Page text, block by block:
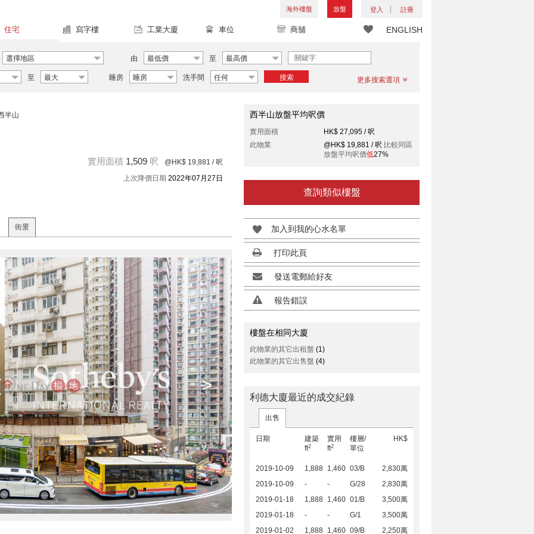
海外樓盤 放盤 登入 註冊
ENGLISH
住宅 寫字樓 工業大廈 車位 商舖
選擇地區 由 最低價 至 最高價
至 最大 睡房 睡房 洗手間 任何 搜索 更多搜索選項
半山
實用面積 1,509 呎 @HK$ 19,881 / 呎
上次降價日期 2022年07月27日
街景
>
西半山放盤平均呎價
實用面積
HK$ 27,095 / 呎
此物業
@HK$ 19,881 / 呎 比較同區
放盤平均呎價低27%
查詢類似樓盤
加入到我的心水名單
打印此頁
發送電郵給好友
報告錯誤
樓盤在相同大廈
此物業的其它出租盤 (1)
此物業的其它出售盤 (4)
利德大廈最近的成交紀錄
出售
日期
建築
ft2
實用
ft2
樓層/
單位
HK$
2019-10-09 1,888 1,460 03/B
2,830萬
2019-10-09
- - G/28
2,830萬
2019-01-18
1,888 1,460 01/B
3,500萬
2019-01-18
- - G/1
3,500萬
2019-01-02
1,888 1,460 09/B 2,250萬